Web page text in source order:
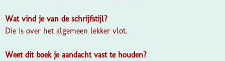
Wat vind je van de schrijfstijl?
Die is over het algemeen lekker vlot.
Weet dit boek je aandacht vast te houden?